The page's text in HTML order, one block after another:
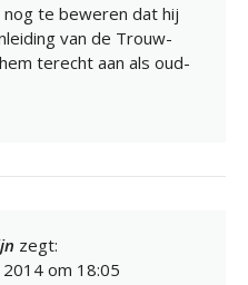
nog te beweren dat hij
van de Trouw-
terecht aan als oud-
zegt:
om 18:05